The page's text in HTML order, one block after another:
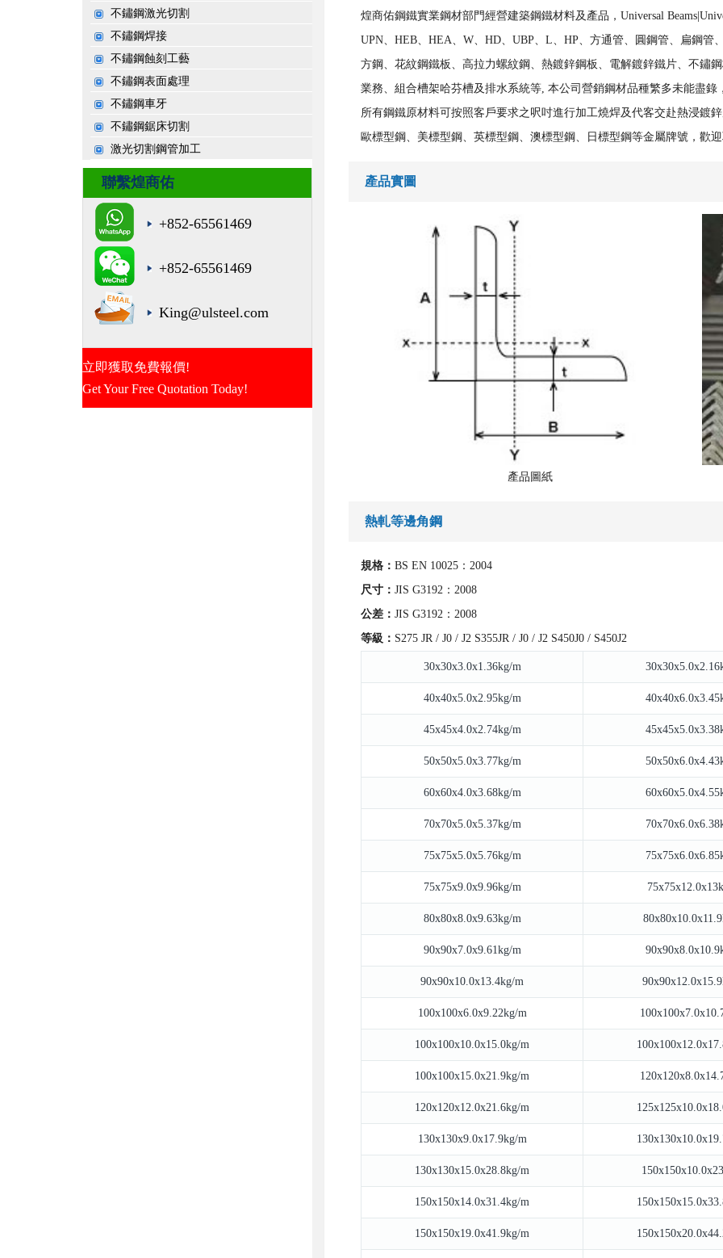
不鏽鋼激光切割
不鏽鋼焊接
不鏽鋼蝕刻工藝
不鏽鋼表面處理
不鏽鋼車牙
不鏽鋼鋸床切割
激光切割鋼管加工
聯繫煌商佑
+852-65561469
+852-65561469
King@ulsteel.com
立即獲取免費報價!
Get Your Free Quotation Today!
煌商佑鋼鐵實業鋼材部門經營建築鋼鐵材料及產品，Universal
UPN、HEB、HEA、W、HD、UBP、L、HP、方通管、圓鋼管、扁鋼
方鋼、花紋鋼鐵板、高拉力螺紋鋼、熱鍍鋅鋼板、電解鍍鋅鐵片、不鏽
業務、組合槽架哈芬槽及排水系統等, 本公司營銷鋼材品種繁多未能盡錄
所有鋼鐵原材料可按照客戶要求之呎吋進行加工燒焊及代客交赴熱浸鍍
歐標型鋼、美標型鋼、英標型鋼、澳標型鋼、日標型鋼等金屬牌號，歡
產品實圖
產品圖紙
熱軋等邊角鋼
規格： BS EN 10025：2004
尺寸： JIS G3192：2008
公差： JIS G3192：2008
等級： S275 JR / J0 / J2 S355JR / J0 / J2 S450J0 / S450J2
30x30x3.0x1.36kg/m
40x40x5.0x2.95kg/m
45x45x4.0x2.74kg/m
50x50x5.0x3.77kg/m
60x60x4.0x3.68kg/m
70x70x5.0x5.37kg/m
75x75x5.0x5.76kg/m
75x75x9.0x9.96kg/m
80x80x8.0x9.63kg/m
90x90x7.0x9.61kg/m
90x90x10.0x13.4kg/m
100x100x6.0x9.22kg/m
100x100x10.0x15.0kg/m
100x100x15.0x21.9kg/m
120x120x12.0x21.6kg/m
130x130x9.0x17.9kg/m
130x130x15.0x28.8kg/m
150x150x14.0x31.4kg/m
150x150x19.0x41.9kg/m